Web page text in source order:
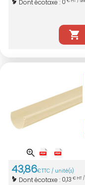
Dont écotaxe :
43,86€TTC / unité(s)
Dont écotaxe : 0,13 € HT